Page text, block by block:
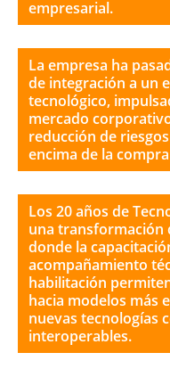
empresarial.
La empresa ha
de integración a un
tecnológico,
mercado
reducción de
encima de la
Los 20 años de
una transformación
donde la
acompañamiento
habilitación
hacia modelos más
nuevas tecnologías
interoperables.